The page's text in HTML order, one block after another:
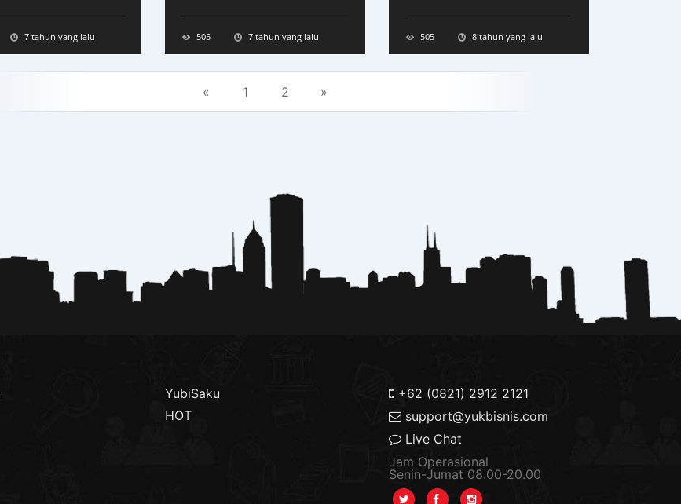
7 tahun yang lalu 505 7 tahun yang lalu 505 8 tahun yang lalu
« 1 2 »
YubiSaku
HOT
+62 (0821) 2912 2121
support@yukbisnis.com
Live Chat
Jam Operasional
Senin-Jumat 08.00-20.00